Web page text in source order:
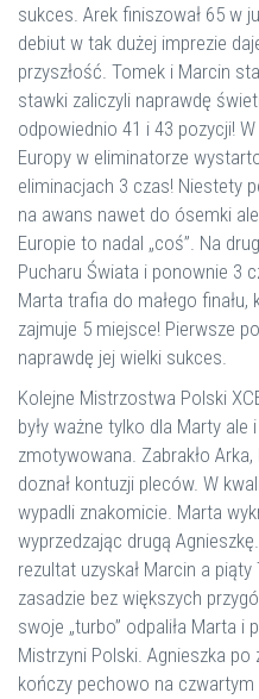
sukces. Arek finiszował 65 w
debiut w tak dużej imprezie
przyszłość. Tomek i Marcin
stawki zaliczyli naprawdę
odpowiednio 41 i 43 pozycji!
Europy w eliminatorze
eliminacjach 3 czas! Niestety
na awans nawet do ósemki
Europie to nadal „coś”. Na
Pucharu Świata i ponownie 3
Marta trafia do małego
zajmuje 5 miejsce! Pierwsze
naprawdę jej wielki sukces.
Kolejne Mistrzostwa Polski
były ważne tylko dla Marty
zmotywowana. Zabrakło
doznał kontuzji pleców. W
wypadli znakomicie. Marta
wyprzedzając drugą
rezultat uzyskał Marcin a
zasadzie bez większych
swoje „turbo” odpaliła Marta i
Mistrzyni Polski. Agnieszka
kończy pechowo na